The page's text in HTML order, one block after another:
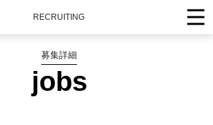
RECRUITING
募集詳細
jobs